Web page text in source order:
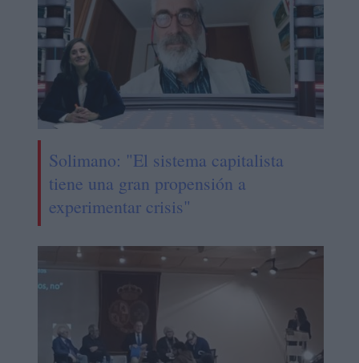
Solimano: "El sistema capitalista
tiene una gran propensión a
experimentar crisis"